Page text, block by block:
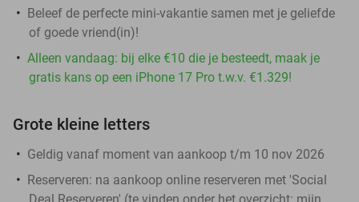
Beleef de perfecte mini-vakantie samen met je geliefde
of goede vriend(in)!
Alleen vandaag: bij elke €10 die je besteedt, maak je
gratis kans op een iPhone 17 Pro t.w.v. €1.329!
Grote kleine letters
Geldig vanaf moment van aankoop t/m 10 nov 2026
Reserveren: na aankoop online reserveren met 'Social